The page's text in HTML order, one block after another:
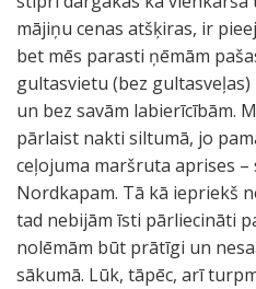
mājiņu cenas atšķiras, ir
bet mēs parasti ņēmām
gultasvietu (bez
un bez savām labierīcībām.
pārlaist nakti siltumā, jo
ceļojuma maršruta aprises –
Nordkapam. Tā kā iepriekš
tad nebijām īsti pārliecināti
nolēmām būt prātīgi un
sākumā. Lūk, tāpēc, arī